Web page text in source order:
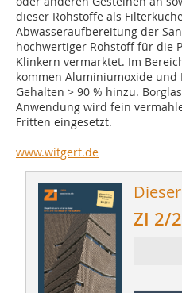
dieser Rohstoffe als
Abwasseraufbereitung der
hochwertiger Rohstoff für die
Klinkern vermarktet. Im
kommen Aluminiumoxide
Gehalten > 90 % hinzu.
Anwendung wird fein
Fritten eingesetzt.
www.witgert.de
ZI 2/